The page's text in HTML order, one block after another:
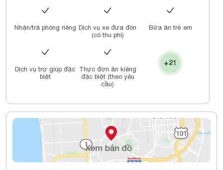
Nhận/trả phòng riêng Dịch vụ xe đưa đón
(có thu phí)
Bữa ăn trẻ em
Dịch vụ trợ giúp đặc
biệt
Thực đơn ăn kiêng
đặc biệt (theo yêu
cầu)
+21